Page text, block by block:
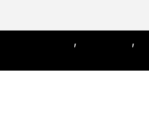
, ,